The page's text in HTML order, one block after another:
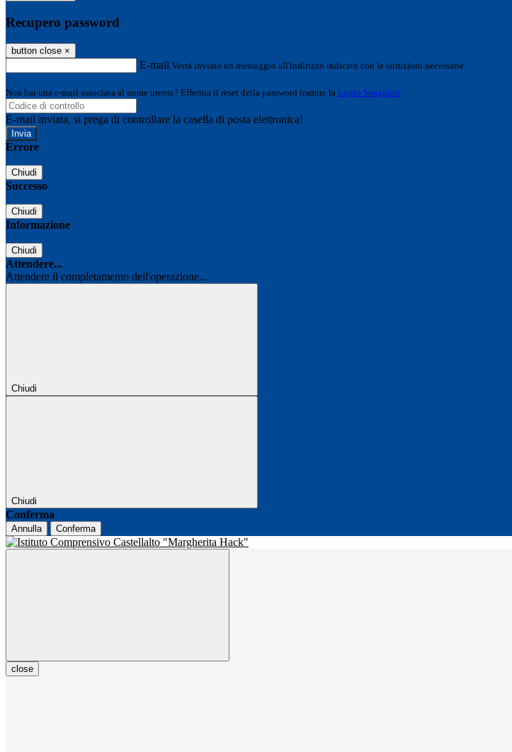
Recupero password
button close ×
E-mail Verrà inviato un messaggio all'indirizzo indicato con le istruzioni necessarie.
Non hai una e-mail associata al nome utente? Effettua il reset della password tramite la Login Spaggiari
E-mail inviata, si prega di controllare la casella di posta elettronica!
Errore
Chiudi
Successo
Chiudi
Informazione
Chiudi
Attendere...
Attendere il completamento dell'operazione...
Chiudi
Chiudi
Conferma
Annulla Conferma
close